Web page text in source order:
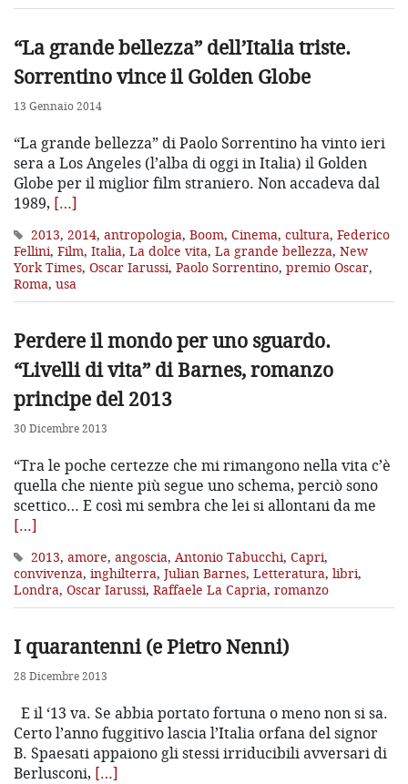
“La grande bellezza” dell’Italia triste.
Sorrentino vince il Golden Globe
13 Gennaio 2014
“La grande bellezza” di Paolo Sorrentino ha vinto ieri
sera a Los Angeles (l’alba di oggi in Italia) il Golden
Globe per il miglior film straniero. Non accadeva dal
1989, […]
2013, 2014, antropologia, Boom, Cinema, cultura, Federico
Fellini, Film, Italia, La dolce vita, La grande bellezza, New
York Times, Oscar Iarussi, Paolo Sorrentino, premio Oscar,
Roma, usa
Perdere il mondo per uno sguardo.
“Livelli di vita” di Barnes, romanzo
principe del 2013
30 Dicembre 2013
“Tra le poche certezze che mi rimangono nella vita c’è
quella che niente più segue uno schema, perciò sono
scettico… E così mi sembra che lei si allontani da me
[…]
2013, amore, angoscia, Antonio Tabucchi, Capri,
convivenza, inghilterra, Julian Barnes, Letteratura, libri,
Londra, Oscar Iarussi, Raffaele La Capria, romanzo
I quarantenni (e Pietro Nenni)
28 Dicembre 2013
E il ‘13 va. Se abbia portato fortuna o meno non si sa.
Certo l’anno fuggitivo lascia l’Italia orfana del signor
B. Spaesati appaiono gli stessi irriducibili avversari di
Berlusconi, […]